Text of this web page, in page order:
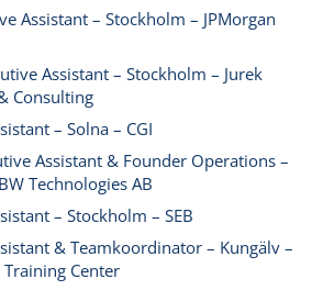
Assistant – Stockholm – JPMorgan
Assistant – Stockholm – Jurek
Consulting
– Solna – CGI
Assistant & Founder Operations –
Technologies AB
– Stockholm – SEB
& Teamkoordinator – Kungälv –
Center